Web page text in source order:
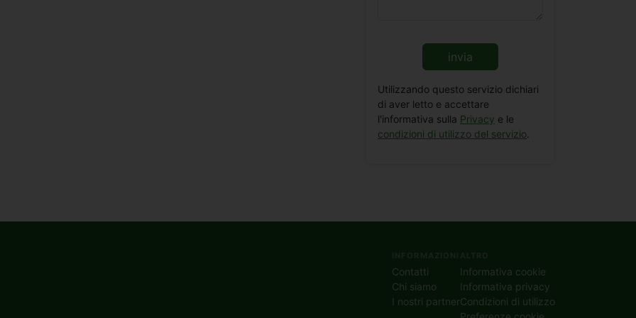
invia
Utilizzando questo servizio dichiari
di aver letto e accettare
l'informativa sulla Privacy e le
condizioni di utilizzo del servizio
Contatti
Chi siamo
I nostri partner
Informativa cookie
Informativa privacy
Condizioni di utilizzo